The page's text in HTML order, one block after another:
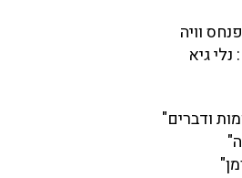
וויה
נלי גיא
ודברים"